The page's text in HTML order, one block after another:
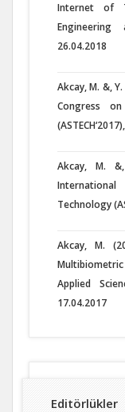
Internet of
Engineering
26.04.2018
Akcay, M. &,
Congress
Akcay, M.
International
Technology
Akcay, M.
Applied
17.04.2017
Editörlükler